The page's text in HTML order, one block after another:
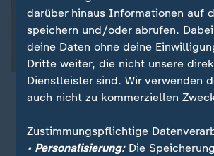
darüber hinaus Informationen auf
speichern und/oder abrufen.
deine Daten ohne deine
Dritte weiter, die nicht unsere
Dienstleister sind. Wir verwenden
auch nicht zu kommerziellen
Zustimmungspflichtige
• Personalisierung:Die